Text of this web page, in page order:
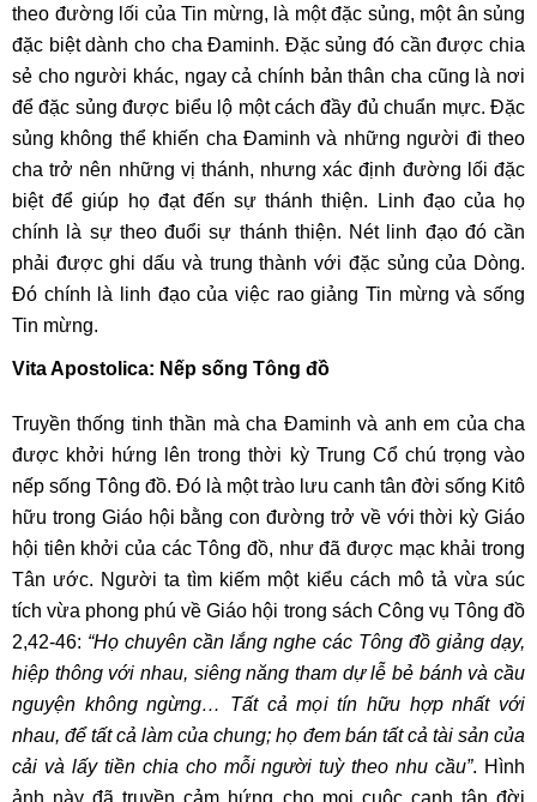
theo đường lối của Tin mừng, là một đặc sủng, một ân sủng
đặc biệt dành cho cha Đaminh. Đặc sủng đó cần được chia
sẻ cho người khác, ngay cả chính bản thân cha cũng là nơi
để đặc sủng được biểu lộ một cách đầy đủ chuẩn mực. Đặc
sủng không thể khiến cha Đaminh và những người đi theo
cha trở nên những vị thánh, nhưng xác định đường lối đặc
biệt để giúp họ đạt đến sự thánh thiện. Linh đạo của họ
chính là sự theo đuổi sự thánh thiện. Nét linh đạo đó cần
phải được ghi dấu và trung thành với đặc sủng của Dòng.
Đó chính là linh đạo của việc rao giảng Tin mừng và sống
Tin mừng.
Vita Apostolica: Nếp sống Tông đồ
Truyền thống tinh thần mà cha Đaminh và anh em của cha
được khởi hứng lên trong thời kỳ Trung Cổ chú trọng vào
nếp sống Tông đồ. Đó là một trào lưu canh tân đời sống Kitô
hữu trong Giáo hội bằng con đường trở về với thời kỳ Giáo
hội tiên khởi của các Tông đồ, như đã được mạc khải trong
Tân ước. Người ta tìm kiếm một kiểu cách mô tả vừa súc
tích vừa phong phú về Giáo hội trong sách Công vụ Tông đồ
2,42-46: “Họ chuyên cần lắng nghe các Tông đồ giảng dạy,
hiệp thông với nhau, siêng năng tham dự lễ bẻ bánh và cầu
nguyện không ngừng… Tất cả mọi tín hữu hợp nhất với
nhau, để tất cả làm của chung; họ đem bán tất cả tài sản của
cải và lấy tiền chia cho mỗi người tuỳ theo nhu cầu”. Hình
ảnh này đã truyền cảm hứng cho mọi cuộc canh tân đời